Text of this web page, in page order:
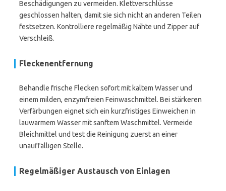
Beschädigungen zu vermeiden. Klettverschlüsse
geschlossen halten, damit sie sich nicht an anderen Teilen
festsetzen. Kontrolliere regelmäßig Nähte und Zipper auf
Verschleiß.
Fleckenentfernung
Behandle frische Flecken sofort mit kaltem Wasser und
einem milden, enzymfreien Feinwaschmittel. Bei stärkeren
Verfärbungen eignet sich ein kurzfristiges Einweichen in
lauwarmem Wasser mit sanftem Waschmittel. Vermeide
Bleichmittel und test die Reinigung zuerst an einer
unauffälligen Stelle.
Regelmäßiger Austausch von Einlagen